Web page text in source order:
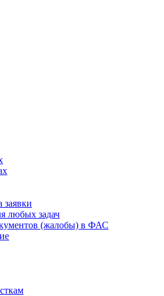
заявки
любых задач
(жалобы) в ФАС